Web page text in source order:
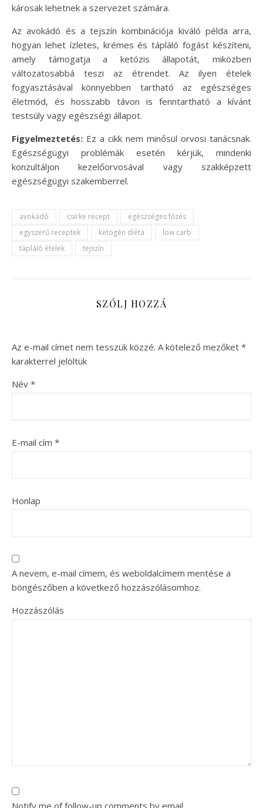
károsak lehetnek a szervezet számára.
Az avokádó és a tejszín kombinációja kiváló példa arra,
hogyan lehet ízletes, krémes és tápláló fogást készíteni,
amely támogatja a ketózis állapotát, miközben
változatosabbá teszi az étrendet. Az ilyen ételek
fogyasztásával könnyebben tartható az egészséges
életmód, és hosszabb távon is fenntartható a kívánt
testsúly vagy egészségi állapot.
Figyelmeztetés: Ez a cikk nem minősül orvosi tanácsnak.
Egészségügyi problémák esetén kérjük, mindenki
konzultáljon kezelőorvosával vagy szakképzett
egészségügyi szakemberrel.
avokádó csirke recept
egészséges főzés
egyszerű receptek
ketogén diéta
low carb
tápláló ételek
tejszín
SZÓLJ HOZZÁ
Az e-mail címet nem tesszük közzé. A kötelező mezőket *
karakterrel jelöltük
Név *
E-mail cím *
Honlap
A nevem, e-mail címem, és weboldalcímem mentése a
böngészőben a következő hozzászólásomhoz.
Hozzászólás
Notify me of follow-up comments by email.